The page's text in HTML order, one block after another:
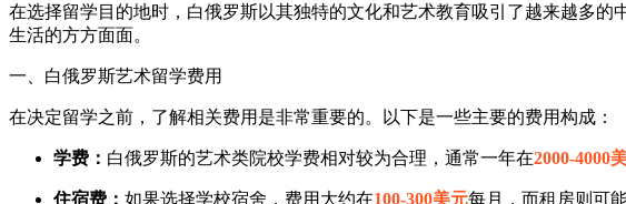
在选择留学目的地时，白俄罗斯以其独特的文化和艺术教育吸引了越来越多
生活的方方面面。
一、白俄罗斯艺术留学费用
在决定留学之前，了解相关费用是非常重要的。以下是一些主要的费用构成：
学费： 白俄罗斯的艺术类院校学费相对较为合理，通常一年在2000-4000
住宿费： 如果选择学校宿舍，费用大约在100-300美元每月，而租房则可